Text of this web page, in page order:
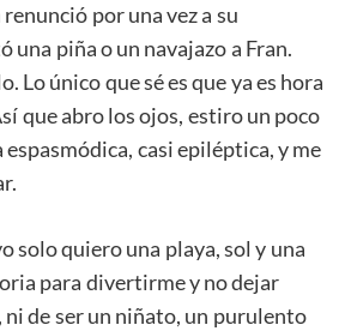
por una vez a su
una piña o un navajazo a Fran.
Lo único que sé es que ya es hora
que abro los ojos, estiro un poco
casi epiléptica, y me
solo quiero una playa, sol y una
para divertirme y no dejar
ni de ser un niñato, un purulento